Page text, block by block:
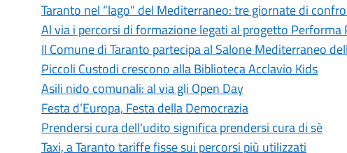
Taranto nel “lago” del Mediterraneo: tre giornate di
Al via i percorsi di formazione legati al progetto Performa
Il Comune di Taranto partecipa al Salone Mediterraneo
Piccoli Custodi crescono alla Biblioteca Acclavio Kids
Asili nido comunali: al via gli Open Day
Festa d’Europa, Festa della Democrazia
Prendersi cura dell'udito significa prendersi cura di sè
Taxi, a Taranto tariffe fisse sui percorsi più utilizzati